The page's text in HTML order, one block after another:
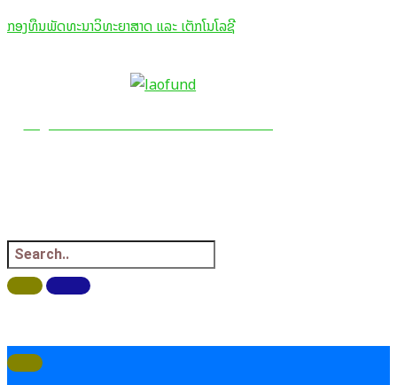
to
ກອງທຶນພັດທະນາວິທະຍາສາດ ແລະ ເຕັກໂນໂລຊີ
ກອງທຶນພັດທະນາວິທະຍາສາດ ແລະ ເຕັກໂນໂລຊີ